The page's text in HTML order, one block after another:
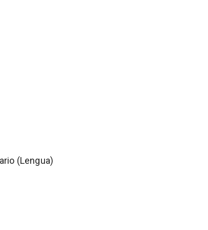
(Lengua)